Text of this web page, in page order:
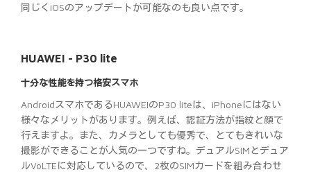
同じくiOSのアップデートが可能なのも良い点です。
HUAWEI - P30 lite
十分な性能を持つ格安スマホ
AndroidスマホであるHUAWEIのP30 liteは、iPhoneにはない
様々なメリットがあります。例えば、認証方法が指紋と顔で
行えますよ。また、カメラとしても優秀で、とてもきれいな
撮影ができることが人気の一つですね。デュアルSIMとデュア
ルVoLTEに対応しているので、2枚のSIMカードを組み合わせ